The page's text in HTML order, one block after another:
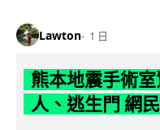
Lawton 1 日
熊本地震手術
人、逃生門 網